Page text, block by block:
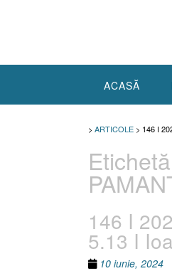
ACASĂ
> ARTICOLE > 146 I
146 I
5.13 I
10 iunie, 2024